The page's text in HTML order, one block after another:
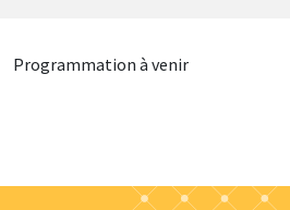
Programmation à venir